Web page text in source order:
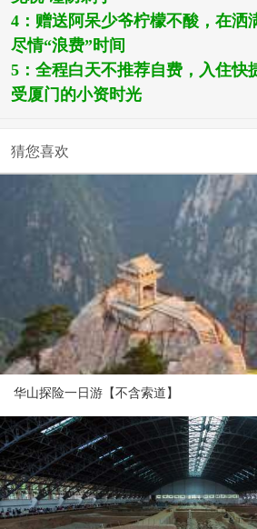
4 ： 赠送阿呆少爷柠檬不酸， 在洒
尽情“浪费”时间
5 ： 全程白天不推荐自费，入住快
受厦门的小资时光
猜您喜欢
华山探险一日游【不含索道】